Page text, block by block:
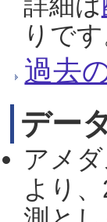
りで
過去
デー
アメ
より